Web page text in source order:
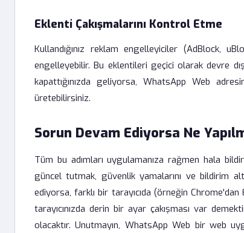
Eklenti Çakışmalarını Kontrol Etme
Kullandığınız reklam engelleyiciler (AdBlock,
engelleyebilir. Bu eklentileri geçici olarak devre
kapattığınızda geliyorsa, WhatsApp Web
üretebilirsiniz.
Sorun Devam Ediyorsa Ne
Tüm bu adımları uygulamanıza rağmen hala
güncel tutmak, güvenlik yamalarını ve bildirim
ediyorsa, farklı bir tarayıcıda (örneğin Chrome'dan
tarayıcınızda derin bir ayar çakışması var
olacaktır. Unutmayın, WhatsApp Web bir web